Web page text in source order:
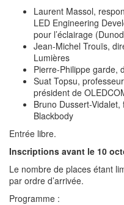
Laurent Massol,
LED Engineering
pour l’éclairage
Jean-Michel Trouïs,
Lumières
Pierre-Philippe garde,
Suat Topsu,
président de
Bruno Dussert-Vidalet,
Blackbody
Entrée libre.
Inscriptions avant le 10
Le nombre de places étant
par ordre d’arrivée.
Programme :